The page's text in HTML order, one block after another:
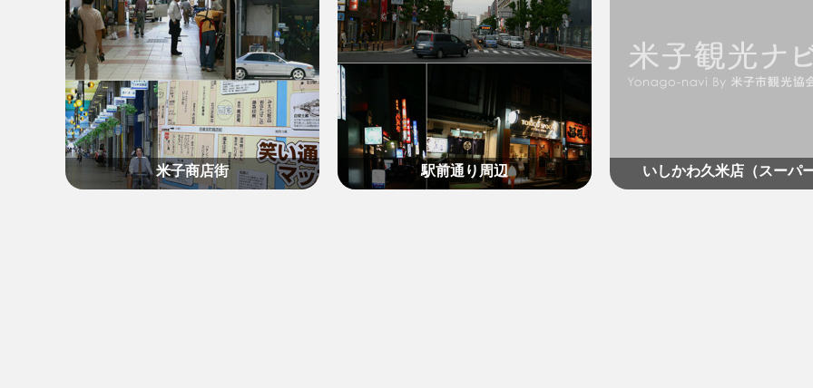
米子商店街 駅前通り周辺 いしかわ久米店（スーパ